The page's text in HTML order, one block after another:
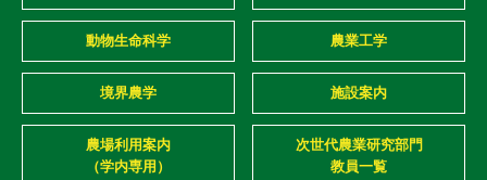
動物生命科学 農業工学
境界農学 施設案内
農場利用案内
（学内専用）
次世代農業研究部門
教員一覧